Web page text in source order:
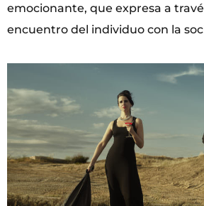
emocionante, que expresa a
encuentro del individuo con la